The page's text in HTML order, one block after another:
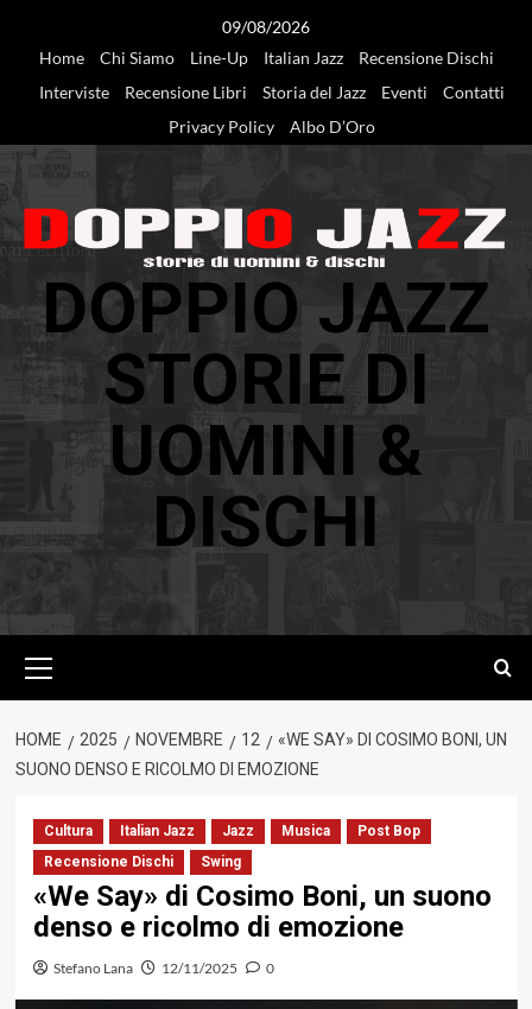
09/08/2026
Home
Chi Siamo Line-Up Italian Jazz
Recensione Dischi
Interviste
Recensione Libri Storia del Jazz Eventi
Contatti
Privacy Policy
Albo D’Oro
DOPPIO JAZZ
STORIE DI
UOMINI &
DISCHI
principale
HOME 2025 NOVEMBRE 12
«WE SAY» DI COSIMO BONI, UN
SUONO DENSO E RICOLMO DI EMOZIONE
Cultura Italian Jazz Jazz Musica
Post Bop
Recensione Dischi
Swing
«We Say» di Cosimo Boni, un suono
denso e ricolmo di emozione
Stefano Lana 12/11/2025 0